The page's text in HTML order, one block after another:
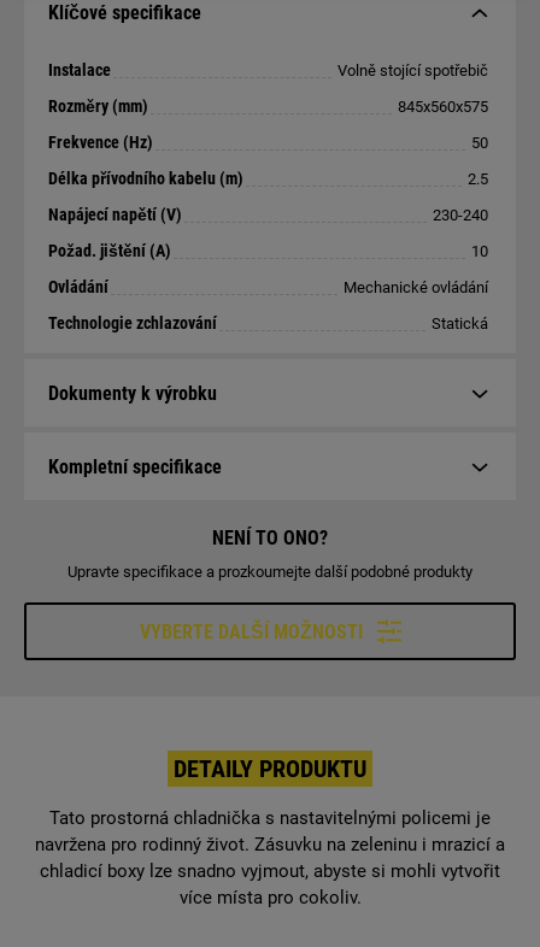
Klíčové specifikace
Instalace Volně stojící spotřebič
Rozměry (mm) 845x560x575
Frekvence (Hz) 50
Délka přívodního kabelu (m) 2.5
Napájecí napětí (V) 230-240
Požad. jištění (A) 10
Ovládání Mechanické ovládání
Technologie zchlazování Statická
Dokumenty k výrobku
Kompletní specifikace
NENÍ TO ONO?
Upravte specifikace a prozkoumejte další podobné produkty
VYBERTE DALŠÍ MOŽNOSTI
DETAILY PRODUKTU
Tato prostorná chladnička s nastavitelnými policemi je
navržena pro rodinný život. Zásuvku na zeleninu i mrazicí a
chladicí boxy lze snadno vyjmout, abyste si mohli vytvořit
více místa pro cokoliv.